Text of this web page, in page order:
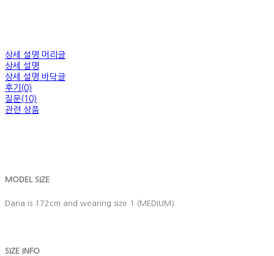
상세 설명 머리글
상세 설명
상세 설명 바닥글
후기(0)
질문(10)
관련 상품
MODEL SIZE
Daria is 172cm and wearing size 1 (MEDIUM).
SIZE INFO